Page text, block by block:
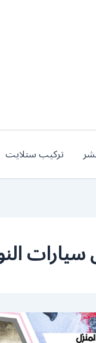
تركيب ستلايت
سيارات